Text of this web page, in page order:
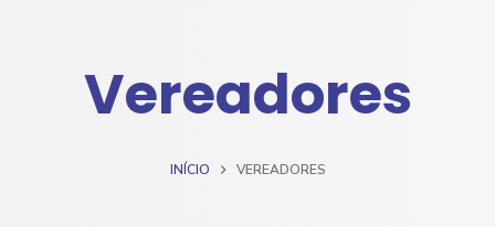
Vereadores
INÍCIO VEREADORES